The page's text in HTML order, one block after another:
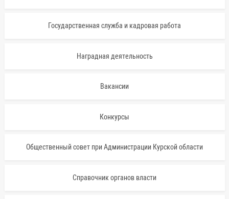
Государственная служба и кадровая работа
Наградная деятельность
Вакансии
Конкурсы
Общественный совет при Администрации Курской области
Справочник органов власти